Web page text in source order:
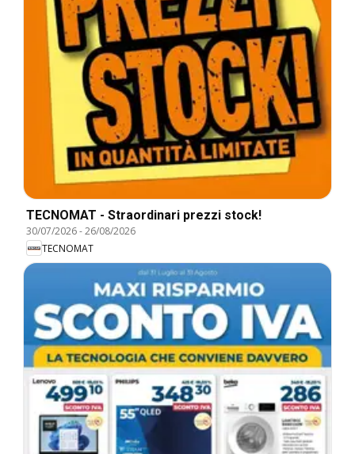
TECNOMAT - Straordinari prezzi stock!
30/07/2026-26/08/2026
TECNOMAT